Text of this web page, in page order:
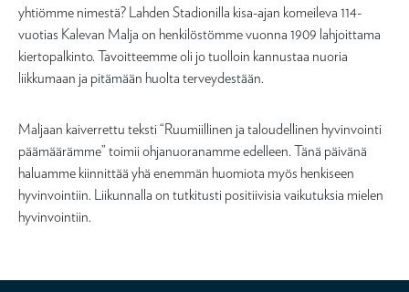
yhtiömme nimestä? Lahden Stadionilla kisa-ajan komeileva 114-
vuotias Kalevan Malja on henkilöstömme vuonna 1909 lahjoittama
kiertopalkinto. Tavoitteemme oli jo tuolloin kannustaa nuoria
liikkumaan ja pitämään huolta terveydestään.
Maljaan kaiverrettu teksti “Ruumiillinen ja taloudellinen hyvinvointi
päämäärämme” toimii ohjanuoranamme edelleen. Tänä päivänä
haluamme kiinnittää yhä enemmän huomiota myös henkiseen
hyvinvointiin. Liikunnalla on tutkitusti positiivisia vaikutuksia mielen
hyvinvointiin.